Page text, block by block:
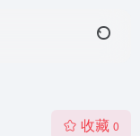
收藏 0